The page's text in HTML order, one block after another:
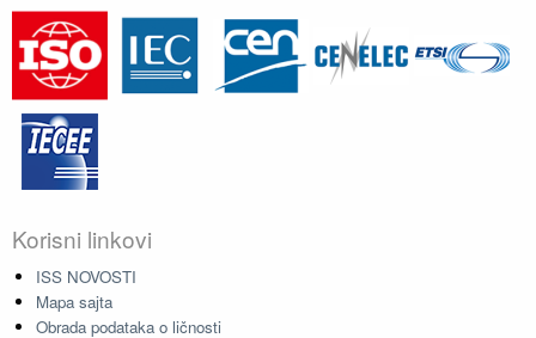
Korisni linkovi
ISS NOVOSTI
Mapa sajta
Obrada podataka o ličnosti